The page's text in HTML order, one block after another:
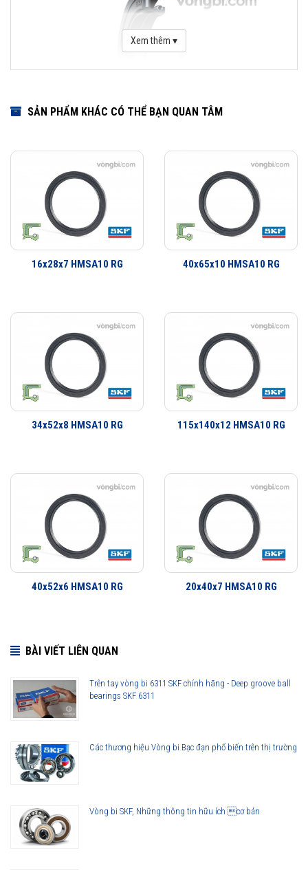
Download Catalogue Phớt chặn dầu SKF
Phớt là một bộ phận quan trọng trong việc che chắn bảo vệ vòng bi.
Dãy sản phẩm của SKF bao gồm các loại phớt tiếp xúc với bề mặt cố
yêu cầu ứng dụng công nghiệp. SKF có thể cung cấp các giải pháp
làm kín cho khách hàng từ thiết kế đến sản xuất số lượng lớn, từ lắp
cho thiết bị ban đầu đến thị trường thay thế sau đó.
20x47x7 HMSA10 RG được phân phối chính hãng
Đại lý ủy quyền SKF chính hãng - SKF Authorized Distributor
999
Xem thêm ▾
SẢN PHẨM KHÁC CÓ THỂ BẠN QUAN TÂM
16x28x7 HMSA10 RG 40x65x10 HMSA10 RG
34x52x8 HMSA10 RG 115x140x12 HMSA10 RG
40x52x6 HMSA10 RG 20x40x7 HMSA10 RG
BÀI VIẾT LIÊN QUAN
Trên tay vòng bi 6311 SKF chính hãng - Deep groove ball
bearings SKF 6311
Các thương hiệu Vòng bi Bạc đạn phổ biến trên thị trường
Vòng bi SKF, Những thông tin hữu ích cơ bản